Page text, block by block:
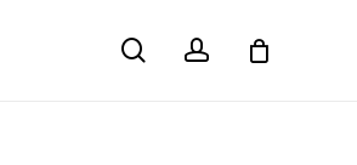
جستجوحساب
کاربری سبد خرید